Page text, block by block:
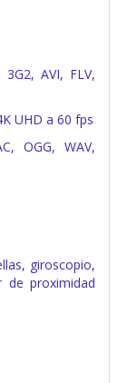
AVI, FLV,
UHD a 60 fps
OGG, WAV,
giroscopio,
de proximidad